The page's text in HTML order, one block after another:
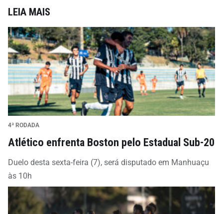
LEIA MAIS
4ª RODADA
Atlético enfrenta Boston pelo Estadual Sub-20
Duelo desta sexta-feira (7), será disputado em Manhuaçu
às 10h